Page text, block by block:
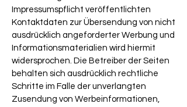
Impressumspflicht veröffentlichten
Kontaktdaten zur Übersendung von nicht
ausdrücklich angeforderter Werbung und
Informationsmaterialien wird hiermit
widersprochen. Die Betreiber der Seiten
behalten sich ausdrücklich rechtliche
Schritte im Falle der unverlangten
Zusendung von Werbeinformationen,